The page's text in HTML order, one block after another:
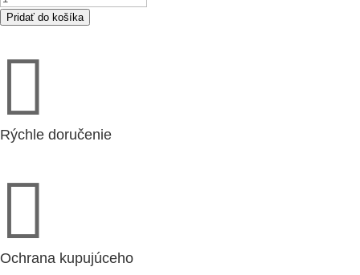
VBR
(5470)
Pridať do košíka

Rýchle doručenie

Ochrana kupujúceho